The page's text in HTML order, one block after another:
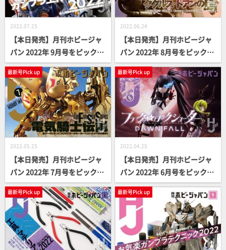
2022.07.25
【本日発売】月刊ホビージャ
パン 2022年 9月号をピックア
ップ！
2022.06.24
【本日発売】月刊ホビージャ
パン 2022年 8月号をピックア
ップ！
最新号Pick up
2022.05.25
【本日発売】月刊ホビージャ
パン 2022年 7月号をピックア
ップ！
最新号Pick up
2022.04.25
【本日発売】月刊ホビージャ
パン 2022年 6月号をピックア
ップ！
最新号Pick up 最新号Pick up